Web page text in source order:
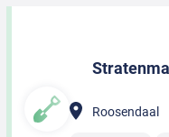
Roosendaal